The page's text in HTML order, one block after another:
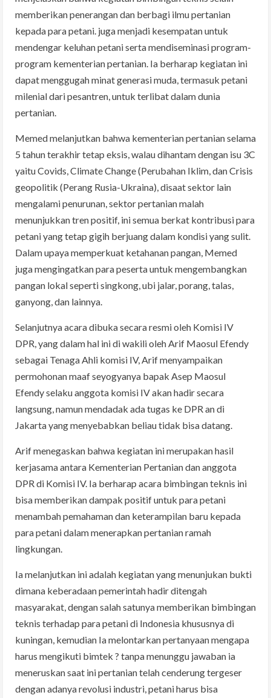
memberikan penerangan dan berbagi ilmu pertanian
kepada para petani. juga menjadi kesempatan untuk
mendengar keluhan petani serta mendiseminasi program-
program kementerian pertanian. Ia berharap kegiatan ini
dapat menggugah minat generasi muda, termasuk petani
milenial dari pesantren, untuk terlibat dalam dunia
pertanian.
Memed melanjutkan bahwa kementerian pertanian selama
5 tahun terakhir tetap eksis, walau dihantam dengan isu 3C
yaitu Covids, Climate Change (Perubahan Iklim, dan Crisis
geopolitik (Perang Rusia-Ukraina), disaat sektor lain
mengalami penurunan, sektor pertanian malah
menunjukkan tren positif, ini semua berkat kontribusi para
petani yang tetap gigih berjuang dalam kondisi yang sulit.
Dalam upaya memperkuat ketahanan pangan, Memed
juga mengingatkan para peserta untuk mengembangkan
pangan lokal seperti singkong, ubi jalar, porang, talas,
ganyong, dan lainnya.
Selanjutnya acara dibuka secara resmi oleh Komisi IV
DPR, yang dalam hal ini di wakili oleh Arif Maosul Efendy
sebagai Tenaga Ahli komisi IV, Arif menyampaikan
permohonan maaf seyogyanya bapak Asep Maosul
Efendy selaku anggota komisi IV akan hadir secara
langsung, namun mendadak ada tugas ke DPR an di
Jakarta yang menyebabkan beliau tidak bisa datang.
Arif menegaskan bahwa kegiatan ini merupakan hasil
kerjasama antara Kementerian Pertanian dan anggota
DPR di Komisi IV. Ia berharap acara bimbingan teknis ini
bisa memberikan dampak positif untuk para petani
menambah pemahaman dan keterampilan baru kepada
para petani dalam menerapkan pertanian ramah
lingkungan.
Ia melanjutkan ini adalah kegiatan yang menunjukan bukti
dimana keberadaan pemerintah hadir ditengah
masyarakat, dengan salah satunya memberikan bimbingan
teknis terhadap para petani di Indonesia khususnya di
kuningan, kemudian Ia melontarkan pertanyaan mengapa
harus mengikuti bimtek ? tanpa menunggu jawaban ia
meneruskan saat ini pertanian telah cenderung tergeser
dengan adanya revolusi industri, petani harus bisa